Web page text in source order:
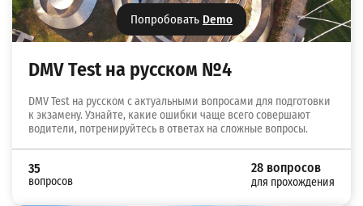
Попробовать Demo
DMV Test на русском №4
DMV Test на русском с актуальными вопросами для подготовки
к экзамену. Узнайте, какие ошибки чаще всего совершают
водители, потренируйтесь в ответах на сложные вопросы.
35
вопросов
28 вопросов
для прохождения